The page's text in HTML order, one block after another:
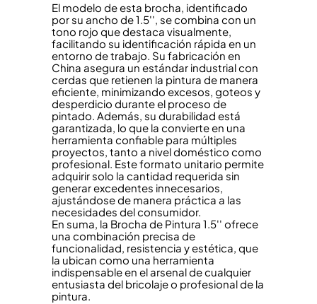
El modelo de esta brocha, identificado
por su ancho de 1.5'', se combina con un
tono rojo que destaca visualmente,
facilitando su identificación rápida en un
entorno de trabajo. Su fabricación en
China asegura un estándar industrial con
cerdas que retienen la pintura de manera
eficiente, minimizando excesos, goteos y
desperdicio durante el proceso de
pintado. Además, su durabilidad está
garantizada, lo que la convierte en una
herramienta confiable para múltiples
proyectos, tanto a nivel doméstico como
profesional. Este formato unitario permite
adquirir solo la cantidad requerida sin
generar excedentes innecesarios,
ajustándose de manera práctica a las
necesidades del consumidor.
En suma, la Brocha de Pintura 1.5'' ofrece
una combinación precisa de
funcionalidad, resistencia y estética, que
la ubican como una herramienta
indispensable en el arsenal de cualquier
entusiasta del bricolaje o profesional de la
pintura.